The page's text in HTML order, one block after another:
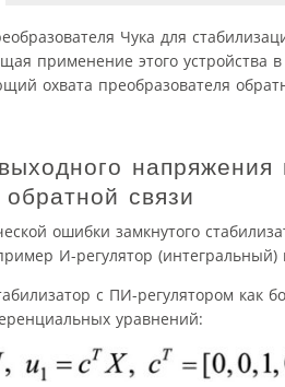
Чука для
применение этого устройства
охвата преобразователя
связи
ошибки замкнутого
И-регулятор
с ПИ-регулятором как
уравнений: